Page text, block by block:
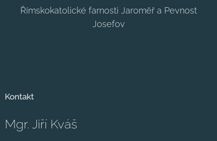
Římskokatolické farnosti Jaroměř a Pevnost
Josefov
Kontakt
Mgr. Jiří Kváš